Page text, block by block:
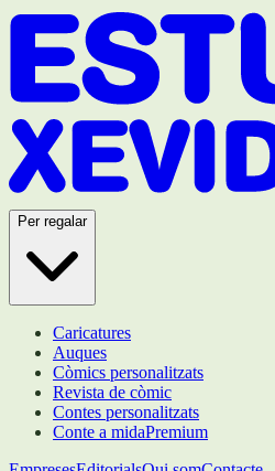
Per regalar
Caricatures
Auques
Còmics personalitzats
Revista de còmic
Contes personalitzats
Conte a midaPremium